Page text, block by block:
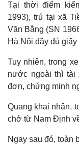
Tại thời điểm
1993), trú tại xã
Văn Bằng (SN
Hà Nội đầy đủ
Tuy nhiên, trong
nước ngoài thì tài
đơn, chứng minh
Quang khai nhận,
chở từ Nam Định
Ngay sau đó, toàn